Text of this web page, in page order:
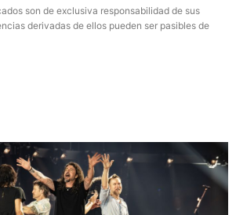
son de exclusiva responsabilidad de sus
derivadas de ellos pueden ser pasibles de